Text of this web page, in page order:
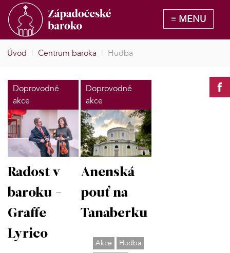
Úvod | Centrum baroka | Hudba
Doprovodné
akce
Radost v
baroku -
Graffe
Lyrico
Doprovodné
akce
Anenská
pouť na
Tanaberku
Akce
Hudba